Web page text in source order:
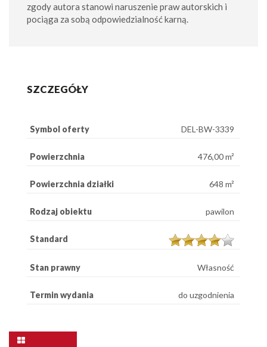
zgody autora stanowi naruszenie praw autorskich i
pociąga za sobą odpowiedzialność karną.
SZCZEGÓŁY
Symbol oferty DEL-BW-3339
Powierzchnia 476,00 m²
Powierzchnia działki 648 m²
Rodzaj obiektu pawilon
Standard
Stan prawny Własność
Termin wydania do uzgodnienia